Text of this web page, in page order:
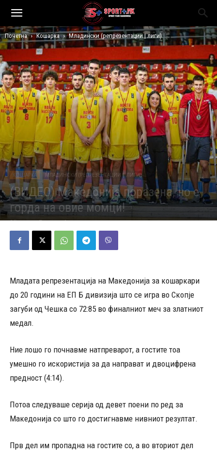
Почетна Кошарка Младински (репрезентации | лиги)
КОШАРКА МЛАДИНСКИ (РЕПРЕЗЕНТАЦИИ | ЛИГИ)
(ВИДЕО) Македонија поразена, но е
горда на овие момци!
Објавено од Томислав Атанасовски - 16/07/2023 542
Младата репрезентација на Македонија за кошаркари
до 20 години на ЕП Б дивизија што се игра во Скопје
загуби од Чешка со 72:85 во финалниот меч за златниот
медал.
Ние лошо го почнавме натпреварот, а гостите тоа
умешно го искористија за да направат и двоцифрена
предност (4:14).
Потоа следуваше серија од девет поени по ред за
Македонија со што го достигнавме нивниот резултат.
Прв дел им пропадна на гостите со, а во вториот дел